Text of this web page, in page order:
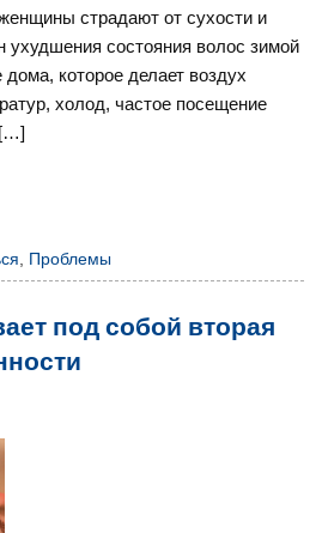
страдают от сухости и
ухудшения состояния волос зимой
дома, которое делает воздух
холод, частое посещение
[…]
Проблемы
под собой вторая